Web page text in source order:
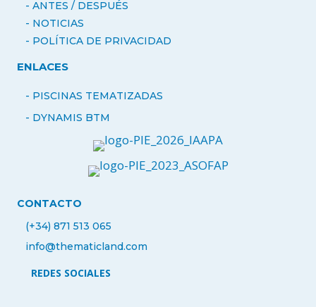
- ANTES / DESPUÉS
- NOTICIAS
- POLÍTICA DE PRIVACIDAD
ENLACES
- PISCINAS TEMATIZADAS
- DYNAMIS BTM
CONTACTO
(+34) 871 513 065
info@thematicland.com
REDES SOCIALES